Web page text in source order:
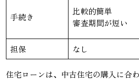
手続き
比較的簡単
審査期間が短い
担保
なし
住宅ローンは、中古住宅の購入に合